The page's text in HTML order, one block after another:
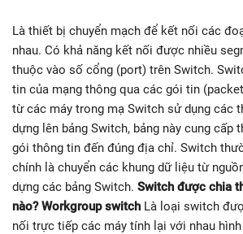
Là thiết bị chuyển mạch để kết nối các
nhau. Có khả năng kết nối được nhiều
thuộc vào số cổng (port) trên Switch.
tin của mạng thông qua các gói tin
từ các máy trong mạ Switch sử dụng các
dựng lên bảng Switch, bảng này cung cấp
gói thông tin đến đúng địa chỉ. Switch
chính là chuyển các khung dữ liệu từ
dựng các bảng Switch. Switch được chia
nào? Workgroup switch Là loại switch
nối trực tiếp các máy tính lại với nhau